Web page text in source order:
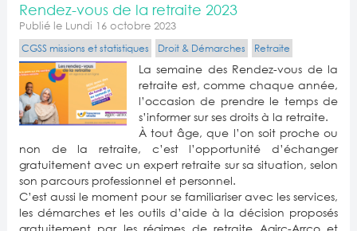
Rendez-vous de la retraite 2023
Publié le Lundi 16 octobre 2023
CGSS missions et statistiques
Droit & Démarches Retraite
La semaine des Rendez-vous de la
retraite est, comme chaque année,
l’occasion de prendre le temps de
s’informer sur ses droits à la retraite.
À tout âge, que l’on soit proche ou
non de la retraite, c’est l’opportunité d’échanger
gratuitement avec un expert retraite sur sa situation, selon
son parcours professionnel et personnel.
C’est aussi le moment pour se familiariser avec les services,
les démarches et les outils d’aide à la décision proposés